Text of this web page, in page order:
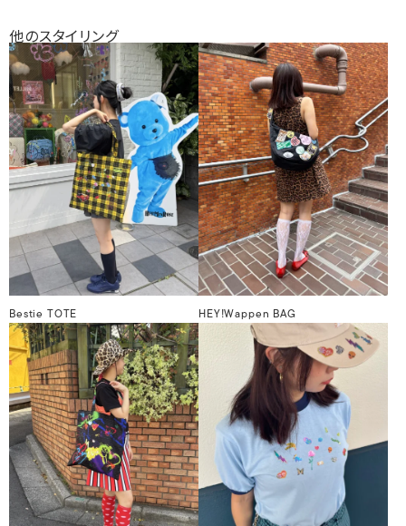
他のスタイリング
Bestie TOTE HEY!Wappen BAG